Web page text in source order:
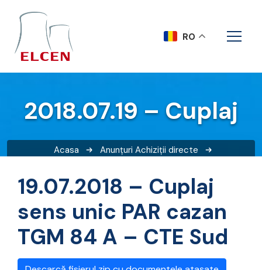
2018.07.19 – Cuplaj
Acasa Anunțuri Achiziții directe
19.07.2018 – Cuplaj
sens unic PAR cazan
TGM 84 A – CTE Sud
RO